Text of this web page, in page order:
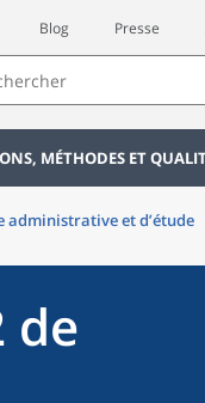
Blog Presse
MÉTHODES ET
administrative et d’étude
de